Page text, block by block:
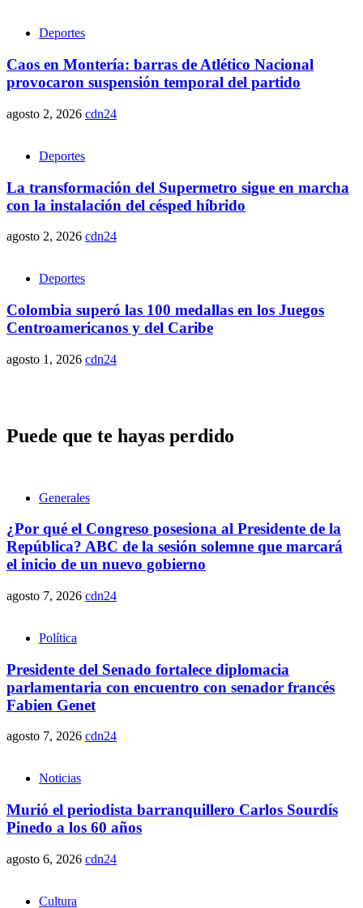
Deportes
Caos en Montería: barras de Atlético Nacional
provocaron suspensión temporal del partido
agosto 2, 2026 cdn24
Deportes
La transformación del Supermetro sigue en marcha
con la instalación del césped híbrido
agosto 2, 2026 cdn24
Deportes
Colombia superó las 100 medallas en los Juegos
Centroamericanos y del Caribe
agosto 1, 2026 cdn24
Puede que te hayas perdido
Generales
¿Por qué el Congreso posesiona al Presidente de la
República? ABC de la sesión solemne que marcará
el inicio de un nuevo gobierno
agosto 7, 2026 cdn24
Política
Presidente del Senado fortalece diplomacia
parlamentaria con encuentro con senador francés
Fabien Genet
agosto 7, 2026 cdn24
Noticias
Murió el periodista barranquillero Carlos Sourdís
Pinedo a los 60 años
agosto 6, 2026 cdn24
Cultura